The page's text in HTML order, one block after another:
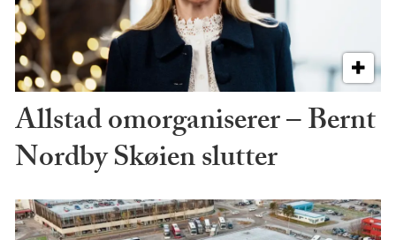
Allstad omorganiserer – Bernt
Nordby Skøien slutter